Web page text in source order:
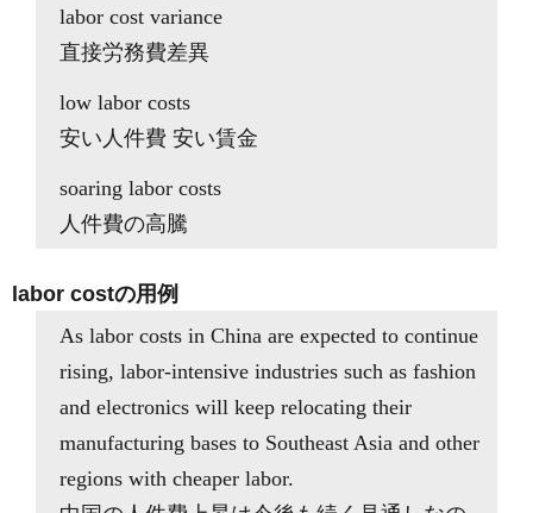
labor cost variance
直接労務費差異
low labor costs
安い人件費 安い賃金
soaring labor costs
人件費の高騰
labor costの用例
As labor costs in China are expected to continue
rising, labor-intensive industries such as fashion
and electronics will keep relocating their
manufacturing bases to Southeast Asia and other
regions with cheaper labor.